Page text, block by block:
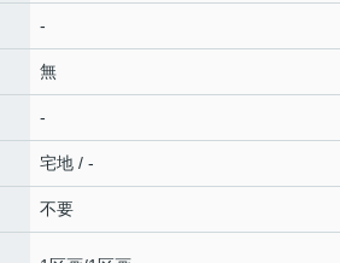
-
無
-
宅地 / -
不要